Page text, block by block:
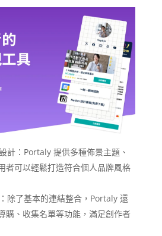
計：Portaly 提供多種佈景主題、
者可以輕鬆打造符合個人品牌風格
除了基本的連結整合，Portaly 還
購、收集名單等功能，滿足創作者